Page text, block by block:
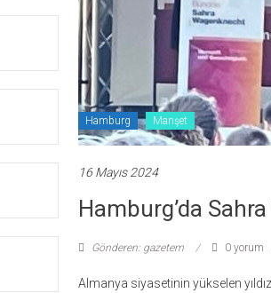
Hamburg Manşet
16 Mayıs 2024
Hamburg’da
Gönderen: gazetem 0 yorum
Almanya siyasetinin yükselen